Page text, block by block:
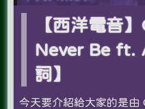
【西洋電音
Never Be ft.
詞】
今天要介紹給大家的是由